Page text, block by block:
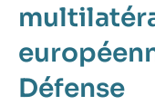
Défense